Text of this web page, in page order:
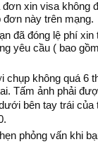
xin visa không
này trên mạng.
đã đóng lệ phí
yêu cầu ( bao
chụp không quá 6
Tấm ảnh phải
bên tay trái
phỏng vấn khi